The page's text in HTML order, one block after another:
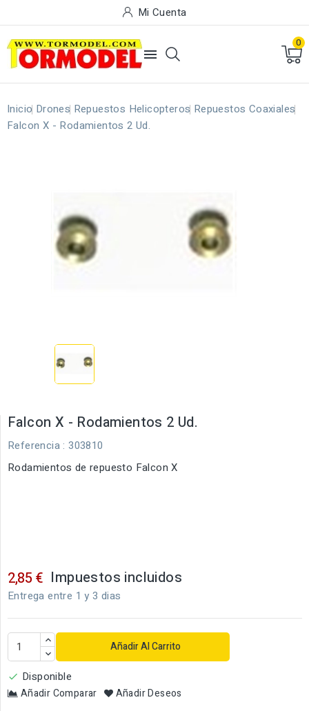
Mi Cuenta

0
Inicio Drones Repuestos Helicopteros Repuestos Coaxiales
Falcon X - Rodamientos 2 Ud.
Falcon X - Rodamientos 2 Ud.
Referencia : 303810
Rodamientos de repuesto Falcon X
2,85 € Impuestos incluidos
Entrega entre 1 y 3 dias
Añadir Al Carrito
 Disponible
Añadir Comparar Añadir Deseos